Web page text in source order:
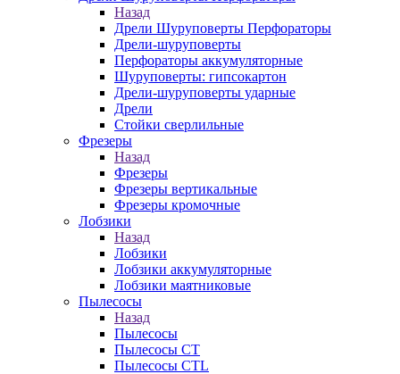
Назад
Дрели Шуруповерты Перфораторы
Дрели-шуруповерты
Перфораторы аккумуляторные
Шуруповерты: гипсокартон
Дрели-шуруповерты ударные
Дрели
Стойки сверлильные
Фрезеры
Назад
Фрезеры
Фрезеры вертикальные
Фрезеры кромочные
Лобзики
Назад
Лобзики
Лобзики аккумуляторные
Лобзики маятниковые
Пылесосы
Назад
Пылесосы
Пылесосы CT
Пылесосы CTL